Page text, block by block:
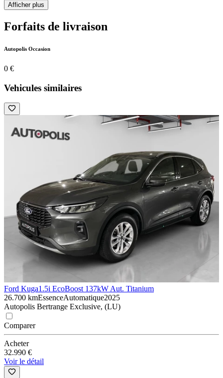
Afficher plus
Forfaits de livraison
Autopolis Occasion
0 €
Vehicules similaires
Ford Kuga1.5i EcoBoost 137kW Aut. Titanium
26.700 kmEssenceAutomatique2025
Autopolis Bertrange Exclusive, (LU)
Comparer
Acheter
32.990 €
Voir le détail